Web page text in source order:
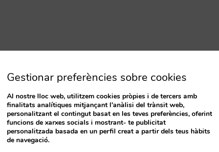
Gestionar preferències sobre cookies
Al nostre lloc web, utilitzem cookies pròpies i de tercers amb
finalitats analítiques mitjançant l'anàlisi del trànsit web,
personalitzant el contingut basat en les teves preferències, oferint
funcions de xarxes socials i mostrant- te publicitat
personalitzada basada en un perfil creat a partir dels teus hàbits
de navegació.